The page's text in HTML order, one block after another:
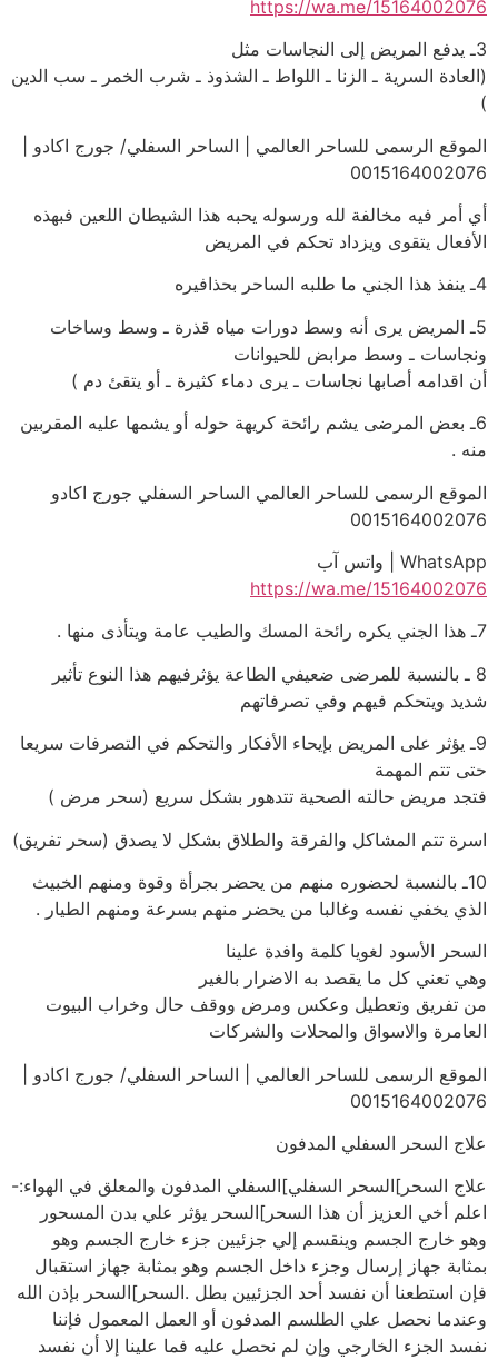
https://wa.me/15164002076
3ـ يدفع المريض إلى النجاسات مثل
(العادة السرية ـ الزنا ـ اللواط ـ الشذوذ ـ شرب الخمر ـ سب الدين
)
الموقع الرسمى للساحر العالمي | الساحر السفلي/ جورج اكادو |
0015164002076
أي أمر فيه مخالفة لله ورسوله يحبه هذا الشيطان اللعين فبهذه
الأفعال يتقوى ويزداد تحكم في المريض
4ـ ينفذ هذا الجني ما طلبه الساحر بحذافيره
5ـ المريض يرى أنه وسط دورات مياه قذرة ـ وسط وساخات
ونجاسات ـ وسط مرابض للحيوانات
أن اقدامه أصابها نجاسات ـ يرى دماء كثيرة ـ أو يتقئ دم )
6ـ بعض المرضى يشم رائحة كريهة حوله أو يشمها عليه المقربين
منه .
الموقع الرسمى للساحر العالمي الساحر السفلي جورج اكادو
0015164002076
WhatsApp | واتس آب
https://wa.me/15164002076
7ـ هذا الجني يكره رائحة المسك والطيب عامة ويتأذى منها .
8 ـ بالنسبة للمرضى ضعيفي الطاعة يؤثرفيهم هذا النوع تأثير
شديد ويتحكم فيهم وفي تصرفاتهم
9ـ يؤثر على المريض بإيحاء الأفكار والتحكم في التصرفات سريعا
حتى تتم المهمة
فتجد مريض حالته الصحية تتدهور بشكل سريع (سحر مرض )
اسرة تتم المشاكل والفرقة والطلاق بشكل لا يصدق (سحر تفريق)
10ـ بالنسبة لحضوره منهم من يحضر بجرأة وقوة ومنهم الخبيث
الذي يخفي نفسه وغالبا من يحضر منهم بسرعة ومنهم الطيار .
السحر الأسود لغويا كلمة وافدة علينا
وهي تعني كل ما يقصد به الاضرار بالغير
من تفريق وتعطيل وعكس ومرض ووقف حال وخراب البيوت
العامرة والاسواق والمحلات والشركات
الموقع الرسمى للساحر العالمي | الساحر السفلي/ جورج اكادو |
0015164002076
علاج السحر السفلي المدفون
علاج السحر]السحر السفلي]السفلي المدفون والمعلق في الهواء:-
اعلم أخي العزيز أن هذا السحر]السحر يؤثر علي بدن المسحور
وهو خارج الجسم وينقسم إلي جزئيين جزء خارج الجسم وهو
بمثابة جهاز إرسال وجزء داخل الجسم وهو بمثابة جهاز استقبال
فإن استطعنا أن نفسد أحد الجزئيين بطل .السحر]السحر بإذن الله
وعندما نحصل علي الطلسم المدفون أو العمل المعمول فإننا
نفسد الجزء الخارجي وإن لم نحصل عليه فما علينا إلا أن نفسد